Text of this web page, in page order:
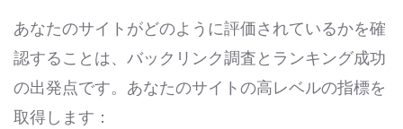
あなたのサイトがどのように評価されているかを確
認することは、バックリンク調査とランキング成功
の出発点です。あなたのサイトの高レベルの指標を
取得します：